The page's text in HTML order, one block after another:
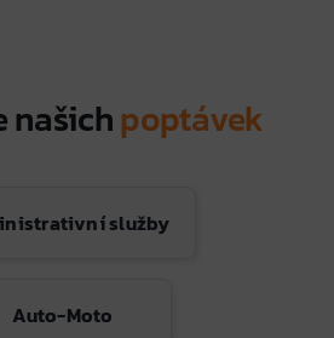
našichpoptávek
služby
Auto-Moto